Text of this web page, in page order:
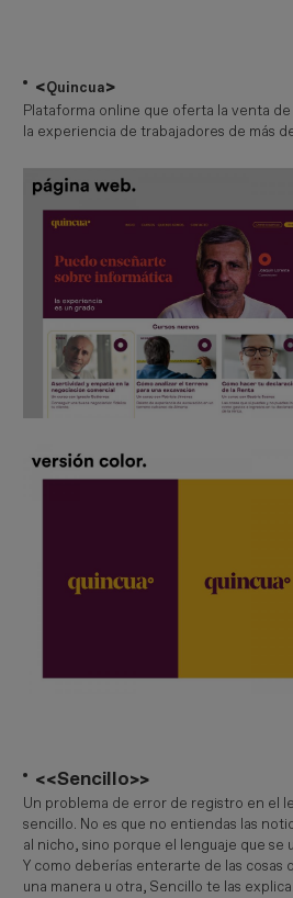
<Quincua>
Plataforma online que oferta la venta
la experiencia de trabajadores de más
<<​Sencillo>>
Un problema de error de registro en el
sencillo. No es que no entiendas las
al nicho, sino porque el lenguaje que se
Y como deberías enterarte de las cosas
una manera u otra, Sencillo te las explica.